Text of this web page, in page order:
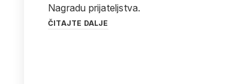
Nagradu prijateljstva.
ČITAJTE DALJE